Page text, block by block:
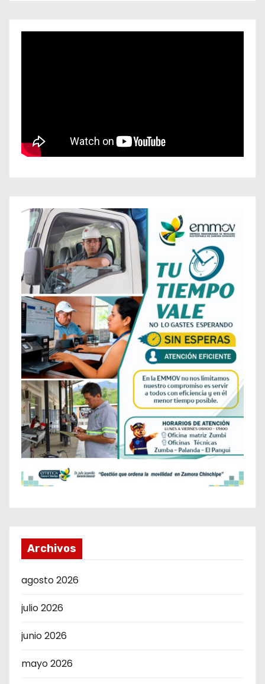
Archivos
agosto 2026
julio 2026
junio 2026
mayo 2026